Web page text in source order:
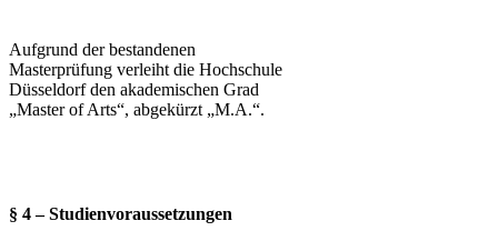
Aufgrund der bestandenen
Masterprüfung verleiht die Hochschule
Düsseldorf den akademischen Grad
„Master of Arts“, abgekürzt „M.A.“.
§ 4 – Studienvoraussetzungen